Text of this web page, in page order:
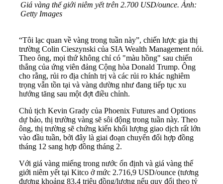
Giá vàng thế giới niêm yết trên 2.700 USD/ounce. Ảnh:
Getty Images
“Tôi lạc quan về vàng trong tuần này”, chiến lược gia thị
trường Colin Cieszynski của SIA Wealth Management nói.
Theo ông, mọi thứ không chỉ có "màu hồng" sau chiến
thắng của ứng viên đảng Cộng hòa Donald Trump. Ông
cho rằng, rủi ro địa chính trị và các rủi ro khác nghiêm
trọng vẫn tồn tại và vàng dường như đang tiếp tục xu
hướng tăng sau một đợt điều chỉnh.
Chủ tịch Kevin Grady của Phoenix Futures and Options
dự báo, thị trường vàng sẽ sôi động trong tuần này. Theo
ông, thị trường sẽ chứng kiến khối lượng giao dịch rất lớn
vào đầu tuần, bởi đây là giai đoạn chuyển đổi hợp đồng
tháng 12 sang hợp đồng tháng 2.
Với giá vàng miếng trong nước ổn định và giá vàng thế
giới niêm yết tại Kitco ở mức 2.716,9 USD/ounce (tương
đương khoảng 83,4 triệu đồng/lượng nếu quy đổi theo tỷ